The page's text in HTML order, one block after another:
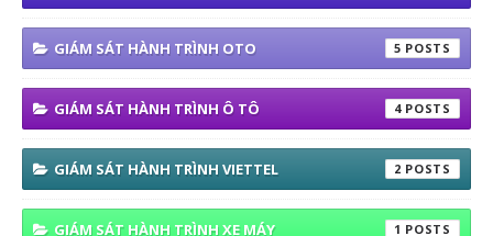
GIÁM SÁT HÀNH TRÌNH OTO 5
GIÁM SÁT HÀNH TRÌNH Ô TÔ 4
GIÁM SÁT HÀNH TRÌNH VIETTEL 2
GIÁM SÁT HÀNH TRÌNH XE MÁY 1